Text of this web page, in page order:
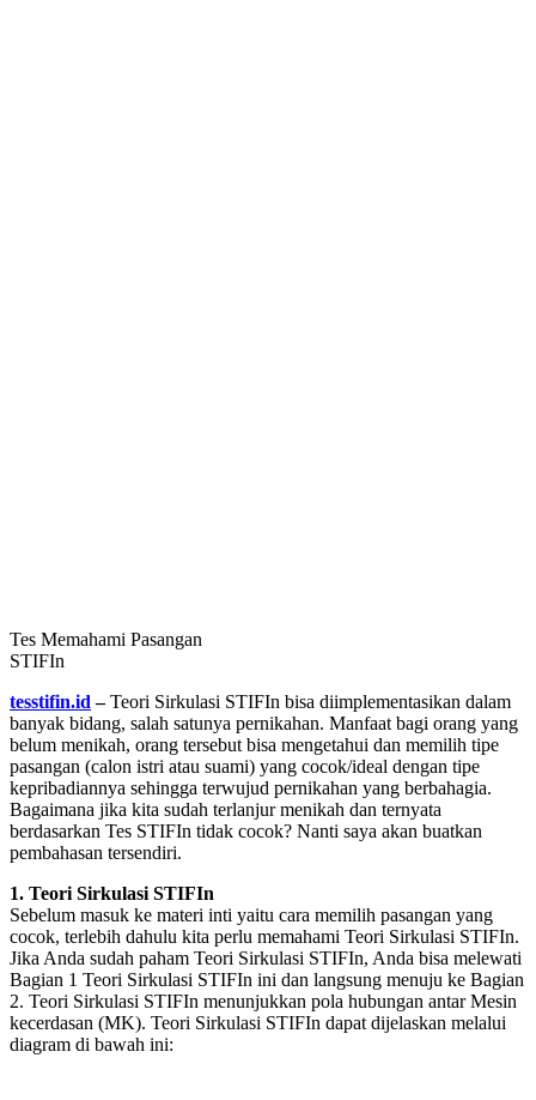
Tes Memahami Pasangan
STIFIn
tesstifin.id –Teori Sirkulasi STIFIn bisa diimplementasikan dalam
banyak bidang, salah satunya pernikahan. Manfaat bagi orang yang
belum menikah, orang tersebut bisa mengetahui dan memilih tipe
pasangan (calon istri atau suami) yang cocok/ideal dengan tipe
kepribadiannya sehingga terwujud pernikahan yang berbahagia.
Bagaimana jika kita sudah terlanjur menikah dan ternyata
berdasarkan Tes STIFIn tidak cocok? Nanti saya akan buatkan
pembahasan tersendiri.
1. Teori Sirkulasi STIFIn
Sebelum masuk ke materi inti yaitu cara memilih pasangan yang
cocok, terlebih dahulu kita perlu memahami Teori Sirkulasi STIFIn.
Jika Anda sudah paham Teori Sirkulasi STIFIn, Anda bisa melewati
Bagian 1 Teori Sirkulasi STIFIn ini dan langsung menuju ke Bagian
2. Teori Sirkulasi STIFIn menunjukkan pola hubungan antar Mesin
kecerdasan (MK). Teori Sirkulasi STIFIn dapat dijelaskan melalui
diagram di bawah ini: